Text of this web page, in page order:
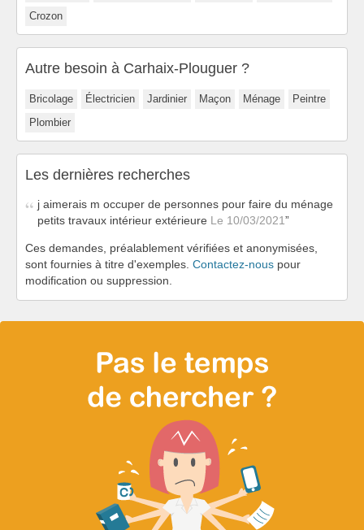
Crozon
Autre besoin à Carhaix-Plouguer ?
Bricolage Électricien Jardinier Maçon Ménage
Peintre
Plombier
Les dernières recherches
j aimerais m occuper de personnes pour faire du ménage
petits travaux intérieur extérieure Le 10/03/2021
Ces demandes, préalablement vérifiées et anonymisées,
sont fournies à titre d'exemples. Contactez-nous pour
modification ou suppression.